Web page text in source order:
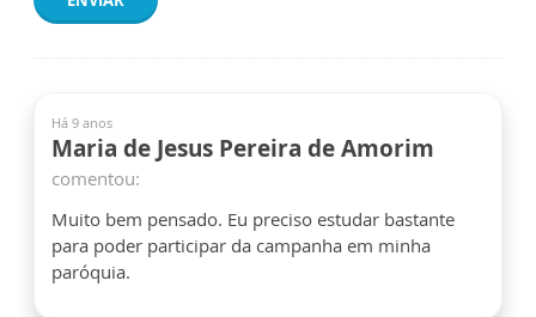
Há 9 anos
Maria de Jesus Pereira de Amorim
comentou:
Muito bem pensado. Eu preciso estudar bastante
para poder participar da campanha em minha
paróquia.